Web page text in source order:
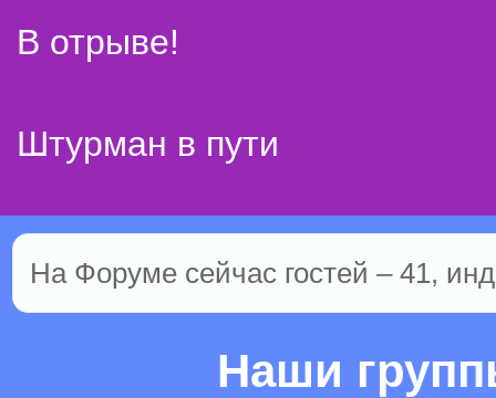
В отрыве!
Штурман в пути
На Форуме сейчас гостей – 41,
Наши